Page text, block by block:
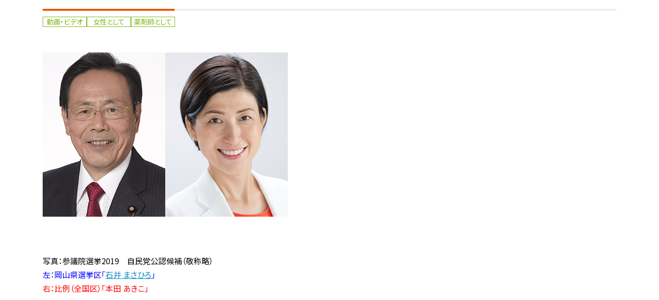
動画・ビデオ 女性として 薬剤師として
写真：参議院選挙2019 自民党公認候補（敬称略）
左：岡山県選挙区「石井 まさひろ」
右：比例（全国区）「本田 あきこ」